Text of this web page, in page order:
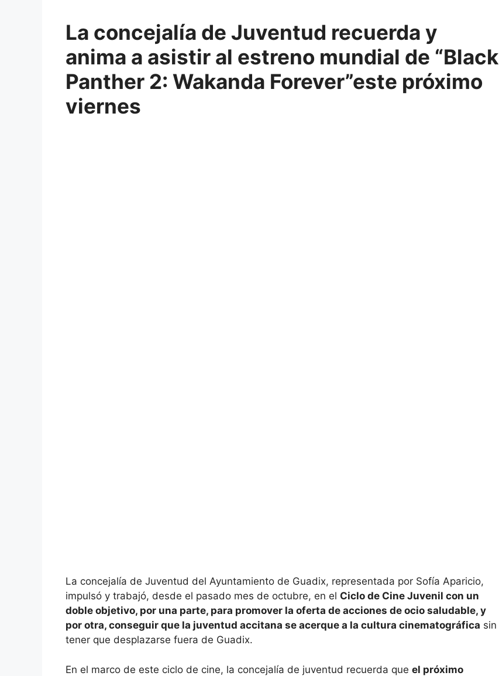
La concejalía de Juventud recuerda y
anima a asistir al estreno mundial de “Black
Panther 2: Wakanda Forever”este próximo
viernes
La concejalía de Juventud del Ayuntamiento de Guadix, representada por Sofía Aparicio,
impulsó y trabajó, desde el pasado mes de octubre, en el Ciclo de Cine Juvenil con un
doble objetivo, por una parte, para promover la oferta de acciones de ocio saludable, y
por otra, conseguir que la juventud accitana se acerque a la cultura cinematográfica sin
tener que desplazarse fuera de Guadix.
En el marco de este ciclo de cine, la concejalía de juventud recuerda que el próximo